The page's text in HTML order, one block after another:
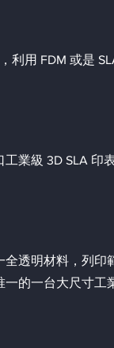
利用 FDM 或是
業級 3D SLA 印
全透明材料，列
一的一台大尺寸工